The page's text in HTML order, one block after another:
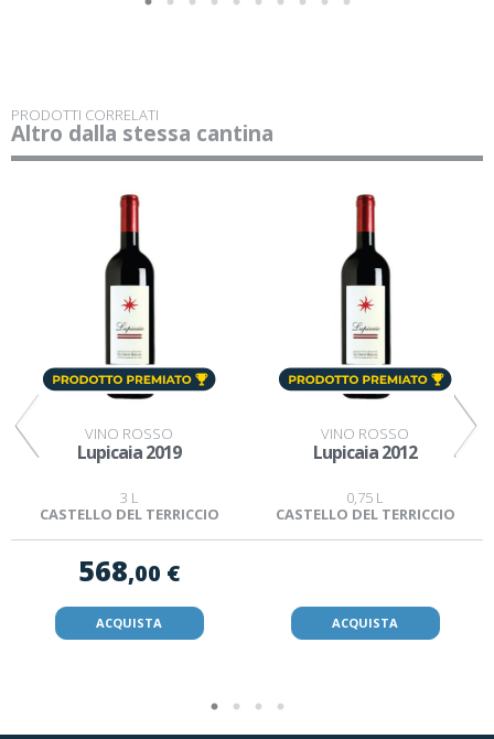
PRODOTTI CORRELATI
Altro dalla stessa cantina
VINO ROSSO
Lupicaia 2019
3 L
CASTELLO DEL TERRICCIO
568,00 €
ACQUISTA
VINO ROSSO
Lupicaia 2012
0,75 L
CASTELLO DEL TERRICCIO
ACQUISTA